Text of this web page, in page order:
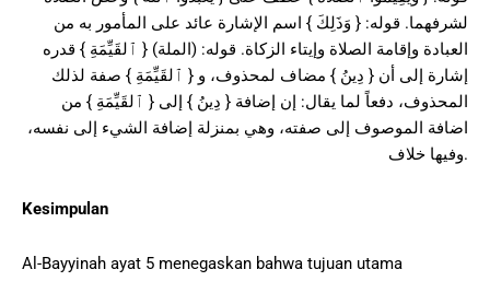
لشرفهما. قوله: { وَذَلِكَ } اسم الإشارة عائد على المأمور به من
العبادة وإقامة الصلاة وإيتاء الزكاة. قوله: (الملة) { ٱلقَيِّمَةِ } قدره
إشارة إلى أن { دِينُ } مضاف لمحذوف، و { ٱلقَيِّمَةِ } صفة لذلك
المحذوف، دفعاً لما يقال: إن إضافة { دِينُ } إلى { ٱلقَيِّمَةِ } من
اضافة الموصوف إلى صفته، وهي بمنزلة إضافة الشيء إلى نفسه،
وفيها خلاف.
Kesimpulan
Al-Bayyinah ayat 5 menegaskan bahwa tujuan utama